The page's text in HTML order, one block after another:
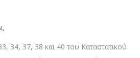
34, 37, 38 και 40 του Καταστατικού